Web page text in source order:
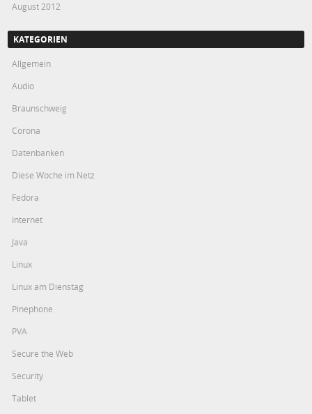
August 2012
KATEGORIEN
Allgemein
Audio
Braunschweig
Corona
Datenbanken
Diese Woche im Netz
Fedora
Internet
Java
Linux
Linux am Dienstag
Pinephone
PVA
Secure the Web
Security
Tablet